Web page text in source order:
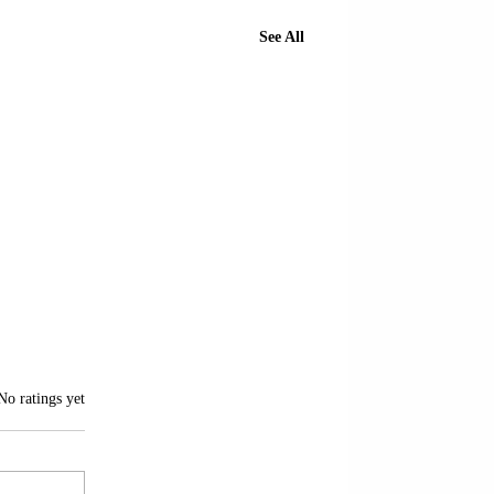
See All
5 stars.
ratings yet